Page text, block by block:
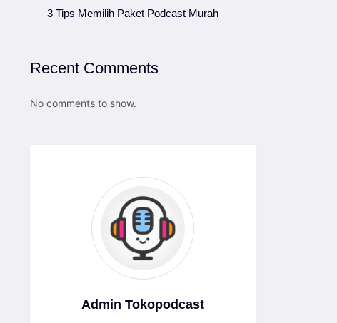
3 Tips Memilih Paket Podcast Murah
Recent Comments
No comments to show.
Admin Tokopodcast